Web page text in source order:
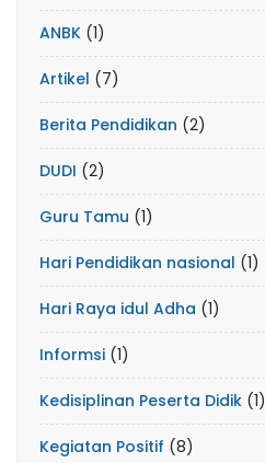
ANBK (1)
Artikel (7)
Berita Pendidikan (2)
DUDI (2)
Guru Tamu (1)
Hari Pendidikan nasional (1)
Hari Raya idul Adha (1)
Informsi (1)
Kedisiplinan Peserta Didik (1)
Kegiatan Positif (8)